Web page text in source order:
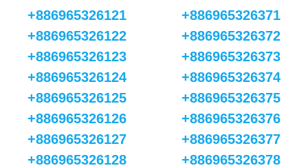
+886965326121
+886965326122
+886965326123
+886965326124
+886965326125
+886965326126
+886965326127
+886965326128
+886965326371
+886965326372
+886965326373
+886965326374
+886965326375
+886965326376
+886965326377
+886965326378